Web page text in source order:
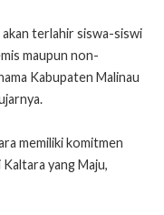
akan terlahir siswa-siswi
maupun non-
Kabupaten Malinau
memiliki komitmen
yang Maju,